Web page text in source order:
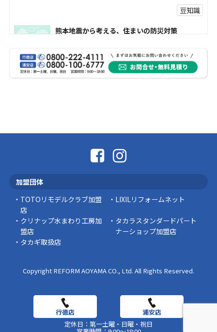
豆知識
熊本地震から考える、住まいの防災対策
受けられた皆様に、心よりお見舞い申し上げま
す。 今回の地震 …
社長コラム
スタッフの日常
加盟団体
TOTOリモデルクラブ加盟
店
LIXILリフォームネット
クリナップ水まわり工房加
盟店
タカラスタンダードパート
ナーショップ加盟店
タカギ取扱店
Copyright REFORM AOYAMA CO., Ltd. All Rights Reserved.
定休日：第一土曜・日曜・祝日